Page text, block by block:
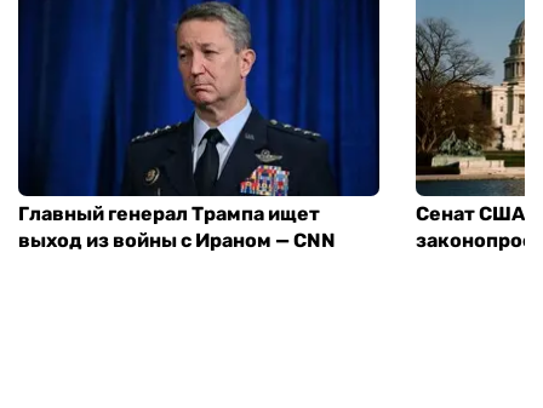
Главный генерал Трампа ищет
выход из войны с Ираном — CNN
Сенат США